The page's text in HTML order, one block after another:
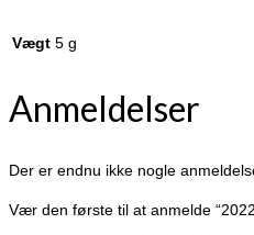
Vægt 5 g
Anmeldelser
Der er endnu ikke nogle
Vær den første til at anmelde